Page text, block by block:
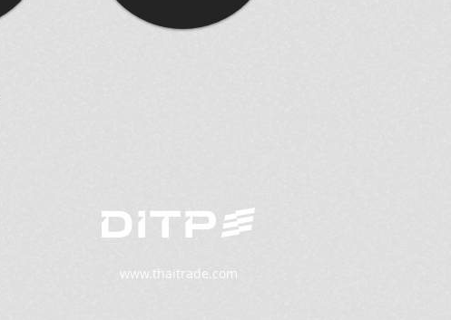
www.thaitrade.com